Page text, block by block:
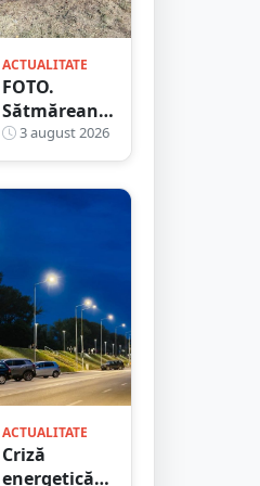
ACTUALITATE
FOTO.
Sătmărean
iresponsabil,
amendat! A
dat foc, era
case
3 august 2026
ACTUALITATE
Criză
energetică.